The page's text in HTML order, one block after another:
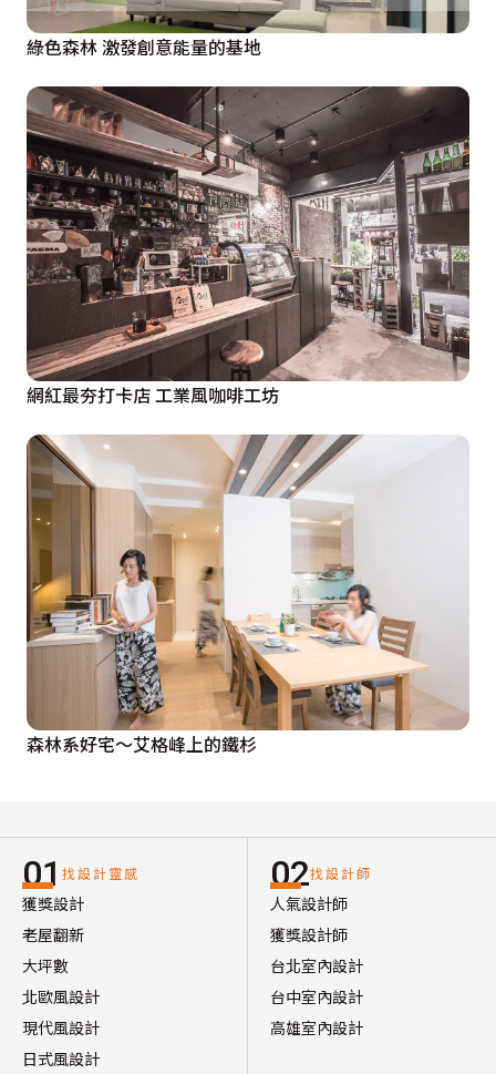
綠色森林 激發創意能量的基地
網紅最夯打卡店 工業風咖啡工坊
森林系好宅〜艾格峰上的鐵杉
01 找設計靈感
獲獎設計
老屋翻新
大坪數
北歐風設計
現代風設計
日式風設計
02找設計師
人氣設計師
獲獎設計師
台北室內設計
台中室內設計
高雄室內設計